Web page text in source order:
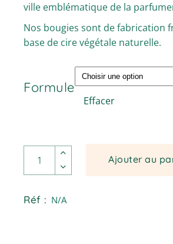
ville emblématique de la
Nos bougies sont de fabrication
base de cire végétale naturelle.
Formule
Effacer
Bougie au parfum de thé vert.
Ajouter au
Réf : N/A